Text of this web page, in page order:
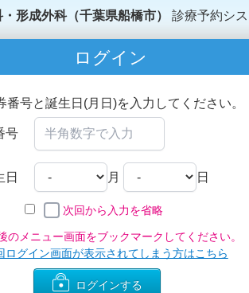
形成外科（千葉県船橋市） 診療予約シ
ログイン
番号と誕生日(月日)を入力してください。
号
日 月 日
次回から入力を省略
のメニュー画面をブックマークしてください。
ログイン画面が表示されてしまう方はこちら
ログインする